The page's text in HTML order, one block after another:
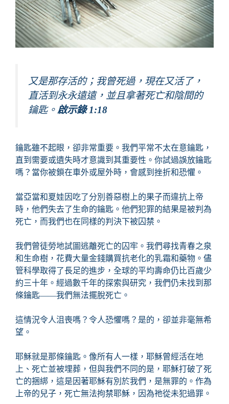
又是那存活的；我曾死過，現在又活了，
直活到永永遠遠，並且拿著死亡和陰間的
鑰匙。 啟示錄 1:18
鑰匙雖不起眼，卻非常重要。我們平常不太在意鑰匙，
直到需要或遺失時才意識到其重要性。你試過誤放鑰匙
嗎？當你被鎖在車外或屋外時，會感到挫折和恐懼。
當亞當和夏娃因吃了分別善惡樹上的果子而違抗上帝
時，他們失去了生命的鑰匙。他們犯罪的結果是被判為
死亡，而我們也在同樣的判決下被囚禁。
我們曾徒勞地試圖逃離死亡的囚牢。我們尋找青春之泉
和生命樹，花費大量金錢購買抗老化的乳霜和藥物。儘
管科學取得了長足的進步，全球的平均壽命仍比百歲少
約三十年。經過數千年的探索與研究，我們仍未找到那
條鑰匙——我們無法擺脫死亡。
這情況令人沮喪嗎？令人恐懼嗎？是的，卻並非毫無希
望。
耶穌就是那條鑰匙。像所有人一樣，耶穌曾經活在地
上、死亡並被埋葬，但與我們不同的是，耶穌打破了死
亡的捆綁，這是因著耶穌有別於我們，是無罪的。作為
上帝的兒子，死亡無法拘禁耶穌，因為祂從未犯過罪。